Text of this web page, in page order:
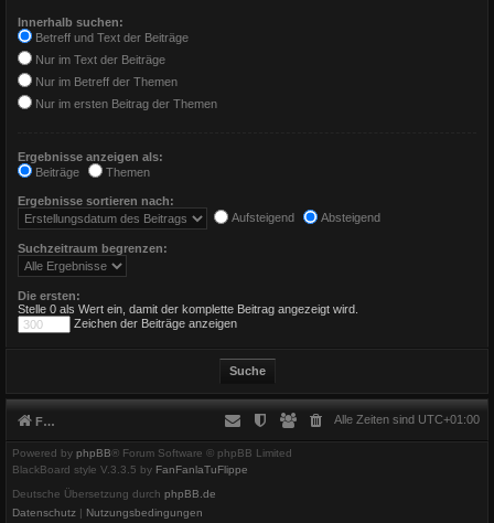
Innerhalb suchen:
Betreff und Text der Beiträge
Nur im Text der Beiträge
Nur im Betreff der Themen
Nur im ersten Beitrag der Themen
Ergebnisse anzeigen als:
Beiträge
Themen
Ergebnisse sortieren nach:
Aufsteigend
Absteigend
Suchzeitraum begrenzen:
Die ersten:
Stelle 0 als Wert ein, damit der komplette Beitrag angezeigt wird.
Zeichen der Beiträge anzeigen
Foren-Übersicht Alle Zeiten sind UTC+01:00
Powered by phpBB® Forum Software © phpBB Limited
BlackBoard style V.3.3.5 by FanFanlaTuFlippe
Deutsche Übersetzung durch phpBB.de
Datenschutz | Nutzungsbedingungen